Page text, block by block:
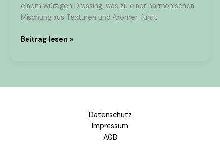
einem würzigen Dressing, was zu einer harmonischen
Mischung aus Texturen und Aromen führt.
Beitrag lesen »
Datenschutz
Impressum
AGB